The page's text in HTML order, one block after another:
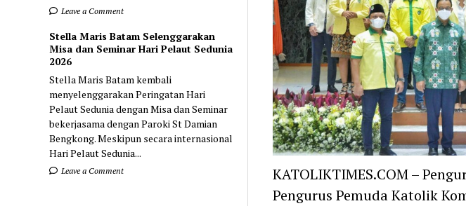
Leave a Comment
Stella Maris Batam Selenggarakan
Misa dan Seminar Hari Pelaut Sedunia
2026
Stella Maris Batam kembali
menyelenggarakan Peringatan Hari
Pelaut Sedunia dengan Misa dan Seminar
bekerjasama dengan Paroki St Damian
Bengkong. Meskipun secara internasional
Hari Pelaut Sedunia...
Leave a Comment
KATOLIKTIMES.COM –
Pengurus Pemuda Katolik